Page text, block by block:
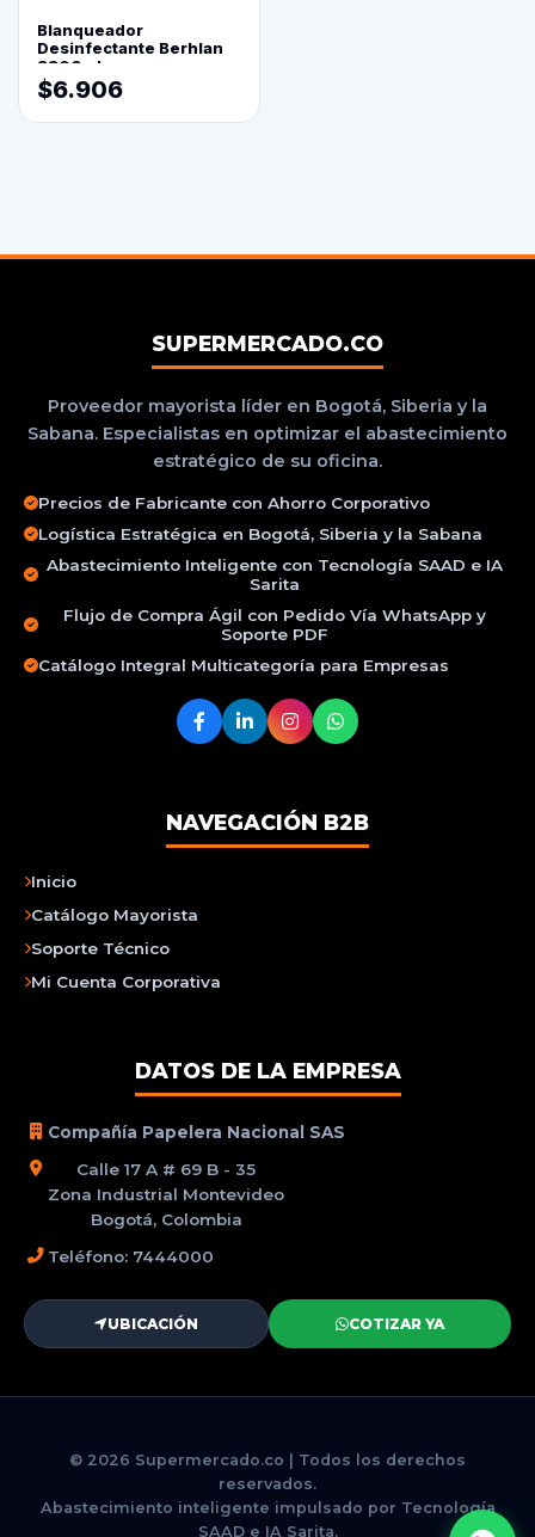
Blanqueador
Desinfectante Berhlan
3800ml
$6.906
SUPERMERCADO.CO
Proveedor mayorista líder en Bogotá, Siberia y la
Sabana. Especialistas en optimizar el abastecimiento
estratégico de su oficina.
Precios de Fabricante con Ahorro Corporativo
Logística Estratégica en Bogotá, Siberia y la Sabana
Abastecimiento Inteligente con Tecnología SAAD e IA
Sarita
Flujo de Compra Ágil con Pedido Vía WhatsApp y
Soporte PDF
Catálogo Integral Multicategoría para Empresas
NAVEGACIÓN B2B
Inicio
Catálogo Mayorista
Soporte Técnico
Mi Cuenta Corporativa
DATOS DE LA EMPRESA
Compañía Papelera Nacional SAS
Calle 17 A # 69 B - 35
Zona Industrial Montevideo
Bogotá, Colombia
Teléfono: 7444000
UBICACIÓN COTIZAR YA
© 2026 Supermercado.co | Todos los derechos
reservados.
Abastecimiento inteligente impulsado por Tecnología
SAAD e IA Sarita.